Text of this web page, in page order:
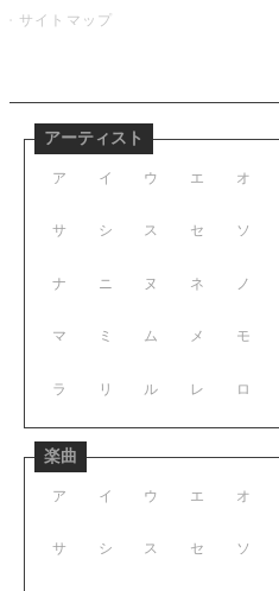
サイトマップ
アーティスト
ア イ ウ エ オ
サ シ ス セ ソ
ナ ニ ヌ ネ ノ
マ ミ ム メ モ
ラ リ ル レ ロ
楽曲
ア イ ウ エ オ
サ シ ス セ ソ